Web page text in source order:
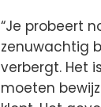
“Je probeert
zenuwachtig
verbergt. Het
moeten